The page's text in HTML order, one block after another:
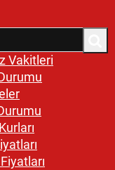
Vakitleri